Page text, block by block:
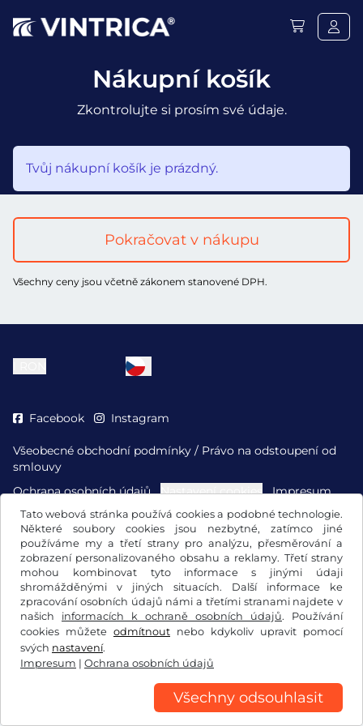
Tato webová stránka používá cookies a podobné technologie.
Některé soubory cookies jsou nezbytné, zatímco jiné
používáme my a třetí strany pro analýzu, přesměrování a
zobrazení personalizovaného obsahu a reklamy. Třetí strany
mohou kombinovat tyto informace s jinými údaji
shromážděnými v jiných situacích. Další informace ke
zpracování osobních údajů námi a třetími stranami najdete v
našich informacích k ochraně osobních údajů. Používání
cookies můžete odmítnout nebo kdykoliv upravit pomocí
svých nastavení.
Impresum | Ochrana osobních údajů
Všechny odsouhlasit
Nákupní košík
Zkontrolujte si prosím své údaje.
Tvůj nákupní košík je prázdný.
Pokračovat v nákupu
Všechny ceny jsou včetně zákonem stanovené DPH.
Facebook Instagram
Všeobecné obchodní podmínky / Právo na odstoupení od
smlouvy
Ochrana osobních údajů
Nastavení cookies Impresum